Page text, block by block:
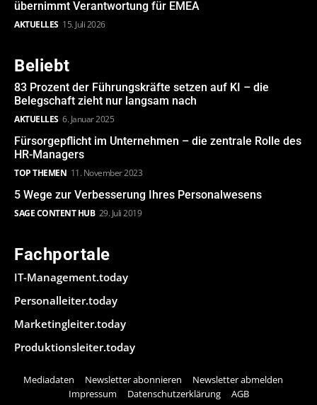
übernimmt Verantwortung für EMEA
AKTUELLES 15. Juli 2026
Beliebt
83 Prozent der Führungskräfte setzen auf KI – die
Belegschaft zieht nur langsam nach
AKTUELLES 6. Januar 2025
Fürsorgepflicht im Unternehmen – die zentrale Rolle des
HR-Managers
TOP THEMEN 11. November 2023
5 Wege zur Verbesserung Ihres Personalwesens
SAGE CONTENT HUB 29. Juli 2019
Fachportale
IT-Management.today
Personalleiter.today
Marketingleiter.today
Produktionsleiter.today
Mediadaten Newsletter abonnieren
Newsletter abmelden
Impressum
Datenschutzerklärung AGB